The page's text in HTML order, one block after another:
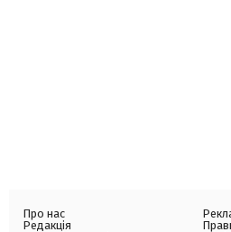
Про нас
Редакція